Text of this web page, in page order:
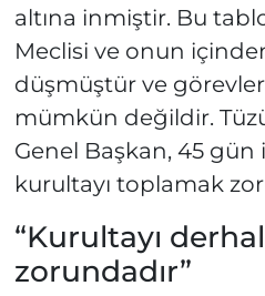
altına inmiştir. Bu
Meclisi ve onun
düşmüştür ve
mümkün değildir.
Genel Başkan, 45
kurultayı toplamak
“Kurultayı
zorundadır”